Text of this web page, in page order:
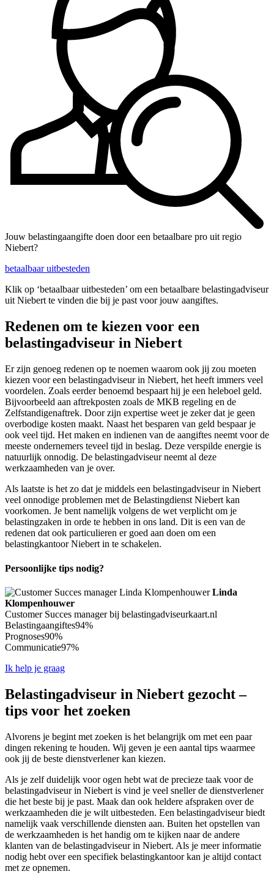
Jouw belastingaangifte doen door een betaalbare pro uit regio
Niebert?
betaalbaar uitbesteden
Klik op ‘betaalbaar uitbesteden’ om een betaalbare belastingadviseur
uit Niebert te vinden die bij je past voor jouw aangiftes.
Redenen om te kiezen voor een
belastingadviseur in Niebert
Er zijn genoeg redenen op te noemen waarom ook jij zou moeten
kiezen voor een belastingadviseur in Niebert, het heeft immers veel
voordelen. Zoals eerder benoemd bespaart hij je een heleboel geld.
Bijvoorbeeld aan aftrekposten zoals de MKB regeling en de
Zelfstandigenaftrek. Door zijn expertise weet je zeker dat je geen
overbodige kosten maakt. Naast het besparen van geld bespaar je
ook veel tijd. Het maken en indienen van de aangiftes neemt voor de
meeste ondernemers teveel tijd in beslag. Deze verspilde energie is
natuurlijk onnodig. De belastingadviseur neemt al deze
werkzaamheden van je over.
Als laatste is het zo dat je middels een belastingadviseur in Niebert
veel onnodige problemen met de Belastingdienst Niebert kan
voorkomen. Je bent namelijk volgens de wet verplicht om je
belastingzaken in orde te hebben in ons land. Dit is een van de
redenen dat ook particulieren er goed aan doen om een
belastingkantoor Niebert in te schakelen.
Persoonlijke tips nodig?
Linda
Klompenhouwer
Customer Succes manager bij belastingadviseurkaart.nl
Belastingaangiftes94%
Prognoses90%
Communicatie97%
Ik help je graag
Belastingadviseur in Niebert gezocht –
tips voor het zoeken
Alvorens je begint met zoeken is het belangrijk om met een paar
dingen rekening te houden. Wij geven je een aantal tips waarmee
ook jij de beste dienstverlener kan kiezen.
Als je zelf duidelijk voor ogen hebt wat de precieze taak voor de
belastingadviseur in Niebert is vind je veel sneller de dienstverlener
die het beste bij je past. Maak dan ook heldere afspraken over de
werkzaamheden die je wilt uitbesteden. Een belastingadviseur biedt
namelijk vaak verschillende diensten aan. Buiten het opstellen van
de werkzaamheden is het handig om te kijken naar de andere
klanten van de belastingadviseur in Niebert. Als je meer informatie
nodig hebt over een specifiek belastingkantoor kan je altijd contact
met ze opnemen.